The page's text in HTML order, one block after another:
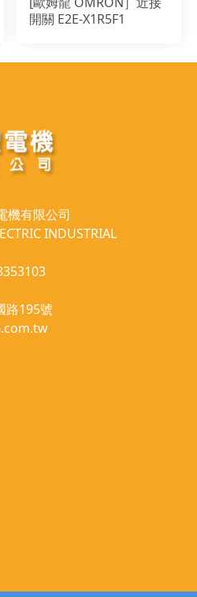
開關 E2E-X1R5F1
機有限公司
INDUSTRIAL
路195號